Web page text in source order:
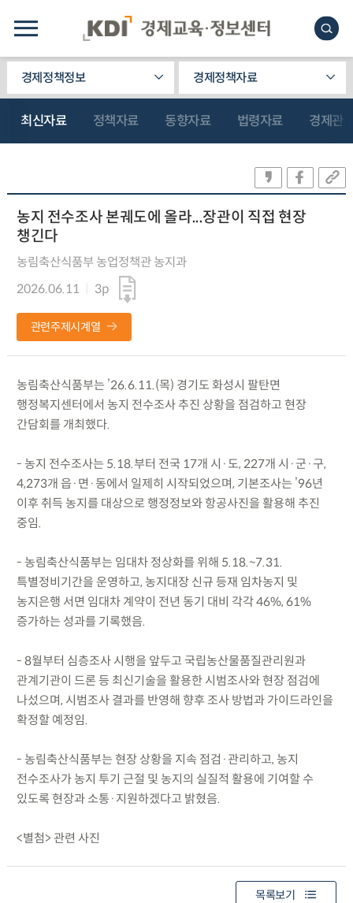
경제정책정보 경제정책자료
최신자료 정책자료 동향자료 법령자료 경제관
농지 전수조사 본궤도에 올라...장관이 직접 현장
챙긴다
농림축산식품부 농업정책관 농지과
2026.06.11
3p
관련주제시계열
농림축산식품부는 ’26.6.11.(목) 경기도 화성시 팔탄면
행정복지센터에서 농지 전수조사 추진 상황을 점검하고 현장
간담회를 개최했다.
- 농지 전수조사는 5.18.부터 전국 17개 시·도, 227개 시·군·구,
4,273개 읍·면·동에서 일제히 시작되었으며, 기본조사는 ’96년
이후 취득 농지를 대상으로 행정정보와 항공사진을 활용해 추진
중임.
- 농림축산식품부는 임대차 정상화를 위해 5.18.~7.31.
특별정비기간을 운영하고, 농지대장 신규 등재 임차농지 및
농지은행 서면 임대차 계약이 전년 동기 대비 각각 46%, 61%
증가하는 성과를 기록했음.
- 8월부터 심층조사 시행을 앞두고 국립농산물품질관리원과
관계기관이 드론 등 최신기술을 활용한 시범조사와 현장 점검에
나섰으며, 시범조사 결과를 반영해 향후 조사 방법과 가이드라인을
확정할 예정임.
- 농림축산식품부는 현장 상황을 지속 점검·관리하고, 농지
전수조사가 농지 투기 근절 및 농지의 실질적 활용에 기여할 수
있도록 현장과 소통·지원하겠다고 밝혔음.
<별첨> 관련 사진
목록보기